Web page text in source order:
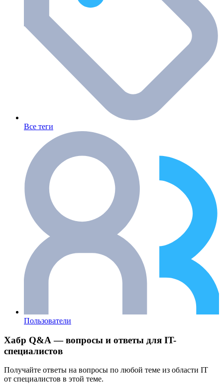
Все теги
Пользователи
Хабр Q&A — вопросы и ответы для IT-
специалистов
Получайте ответы на вопросы по любой теме из области IT
от специалистов в этой теме.